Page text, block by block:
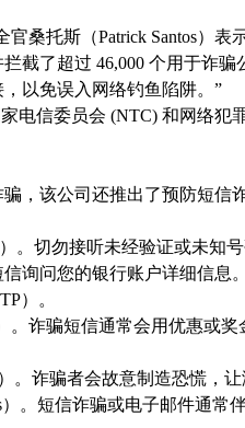
官桑托斯（Patrick Santos）表
截了超过 46,000 个用于诈
以免误入网络钓鱼陷阱。”
电信委员会 (NTC) 和网络犯
，该公司还推出了预防短信
）。切勿接听未经验证或未知
询问您的银行账户详细信息
）。
。诈骗短信通常会用优惠或
。诈骗者会故意制造恐慌，
。短信诈骗或电子邮件通常